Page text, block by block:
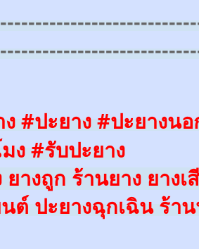
#ปะยาง #ปะยางน
ง #รับปะยาง
ยางถูก ร้านยาง ยางเ
ต์ ปะยางฉุกเฉิน ร้า